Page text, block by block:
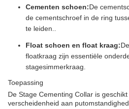
Cementen schoen:De
de cementschroef in de ring
te leiden..
Float schoen en float kraag:
floatkraag zijn essentiële
stagesimmerkraag.
Toepassing
De Stage Cementing Collar is
verscheidenheid aan